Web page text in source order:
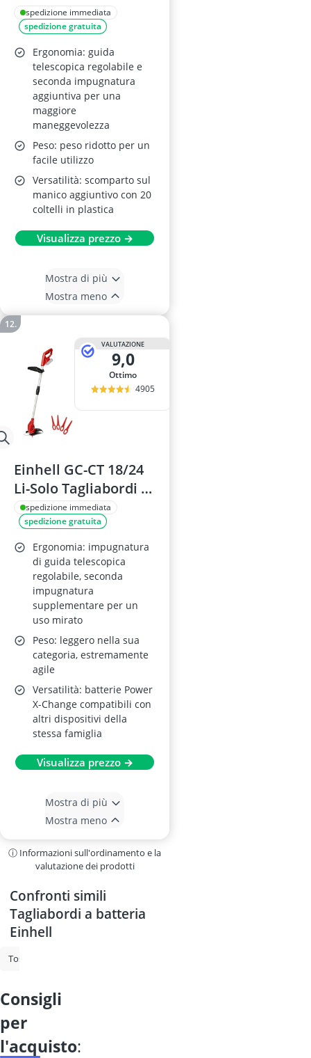
18V
spedizione immediata
spedizione gratuita
Ergonomia: guida
telescopica regolabile e
seconda impugnatura
aggiuntiva per una
maggiore
maneggevolezza
Peso: peso ridotto per un
facile utilizzo
Versatilità: scomparto sul
manico aggiuntivo con 20
coltelli in plastica
Visualizza prezzo →
Mostra di più
Mostra meno
VALUTAZIONE
9,0
Ottimo
4905
Einhell GC-CT 18/24
Li-Solo Tagliabordi a
batteria
spedizione immediata
spedizione gratuita
Ergonomia: impugnatura
di guida telescopica
regolabile, seconda
impugnatura
supplementare per un
uso mirato
Peso: leggero nella sua
categoria, estremamente
agile
Versatilità: batterie Power
X-Change compatibili con
altri dispositivi della
stessa famiglia
Visualizza prezzo →
Mostra di più
Mostra meno
ⓘ Informazioni sull'ordinamento e la
valutazione dei prodotti
Confronti simili
Tagliabordi a batteria
Einhell
Tosaerba a batteria
consigli
per
l'acquisto: